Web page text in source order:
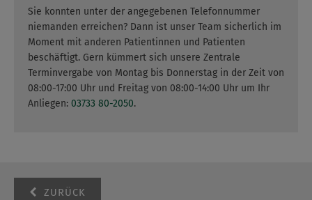
Sie konnten unter der angegebenen Telefonnummer
niemanden erreichen? Dann ist unser Team sicherlich im
Moment mit anderen Patientinnen und Patienten
beschäftigt. Gern kümmert sich unsere Zentrale
Terminvergabe von Montag bis Donnerstag in der Zeit von
08:00-17:00 Uhr und Freitag von 08:00-14:00 Uhr um Ihr
Anliegen: 03733 80-2050.
ZURÜCK